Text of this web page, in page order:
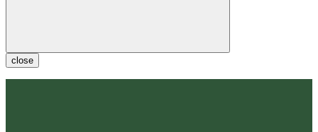
close